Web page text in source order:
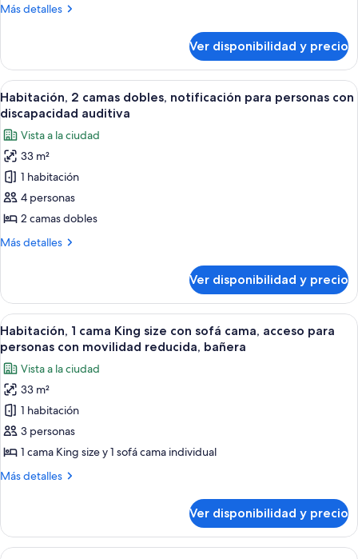
King
frente
al
océano
Más detalles
Más
1
cama
King
size,
balcón,
frente
al
océano
Ver disponibilidad y precio
Ver
todas
las
fotos
de
Habitación,
2
camas
dobles,
personas
con
discapacidad
auditiva
Salas de tratamiento para parejas,
7
Habitación, 2 camas dobles, notificación para personas con
discapacidad auditiva
Vista a la ciudad
33 m²
1 habitación
4 personas
2 camas dobles
Más detalles
Más
2
camas
dobles,
notificación
para
personas
con
discapacidad
auditiva
Ver disponibilidad y precio
Ver
todas
las
fotos
de
Habitación,
1
cama
King
sofá
cama,
Una habitación de hotel con una
5
Habitación, 1 cama King size con sofá cama, acceso para
personas con movilidad reducida, bañera
Vista a la ciudad
33 m²
1 habitación
3 personas
1 cama King size y 1 sofá cama individual
Más detalles
Más
1
cama
Ver disponibilidad y precio
1 habitación, ropa de cama de alta